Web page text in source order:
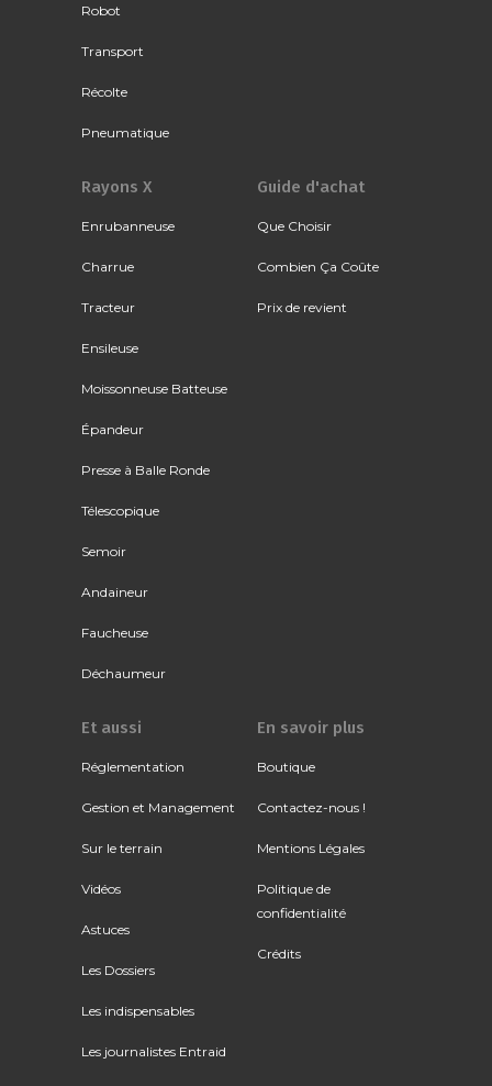
Robot
Transport
Récolte
Pneumatique
Rayons X
Enrubanneuse
Charrue
Tracteur
Ensileuse
Moissonneuse Batteuse
Épandeur
Presse à Balle Ronde
Télescopique
Semoir
Andaineur
Faucheuse
Déchaumeur
Guide d'achat
Que Choisir
Combien Ça Coûte
Prix de revient
Et aussi
Réglementation
Gestion et Management
Sur le terrain
Vidéos
Astuces
Les Dossiers
Les indispensables
Les journalistes Entraid
En savoir plus
Boutique
Contactez-nous !
Mentions Légales
Politique de
confidentialité
Crédits